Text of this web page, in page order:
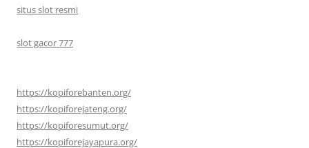
situs slot resmi
slot gacor 777
https://kopiforebanten.org/
https://kopiforejateng.org/
https://kopiforesumut.org/
https://kopiforejayapura.org/